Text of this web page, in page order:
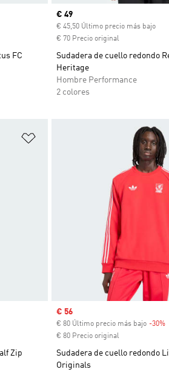
FC
Precio actual
€ 49
€ 45,50 Último precio más bajo
€ 70 Precio original
Sudadera de cuello redondo
Heritage
Hombre Performance
2 colores
Añadir a la lista de deseos
Zip
Precio de venta
€ 56
€ 80 Último precio más bajo -30%
€ 80 Precio original
Sudadera de cuello redondo
Originals